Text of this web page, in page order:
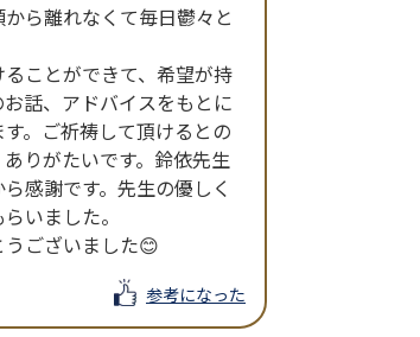
ら離れなくて毎日鬱々と
ことができて、希望が持
話、アドバイスをもとに
。ご祈祷して頂けるとの
りがたいです。鈴依先生
感謝です。先生の優しく
いました。
ございました😊
参考になった